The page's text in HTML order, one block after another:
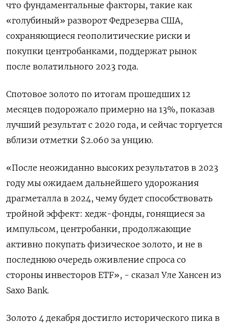
что фундаментальные факторы, такие как
«голубиный» разворот Федрезерва США,
сохраняющиеся геополитические риски и
покупки центробанками, поддержат рынок
после волатильного 2023 года.
Спотовое золото по итогам прошедших 12
месяцев подорожало примерно на 13%, показав
лучший результат с 2020 года, и сейчас торгуется
вблизи отметки $2.060 за унцию.
«После неожиданно высоких результатов в 2023
году мы ожидаем дальнейшего удорожания
драгметалла в 2024, чему будет способствовать
тройной эффект: хедж-фонды, гонящиеся за
импульсом, центробанки, продолжающие
активно покупать физическое золото, и не в
последнюю очередь оживление спроса со
стороны инвесторов ETF», - сказал Уле Хансен из
Saxo Bank.
Золото 4 декабря достигло исторического пика в